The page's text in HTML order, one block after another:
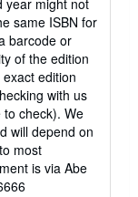
year might not
same ISBN for
barcode or
of the edition
edition
with us
check). We
will depend on
most
is via Abe